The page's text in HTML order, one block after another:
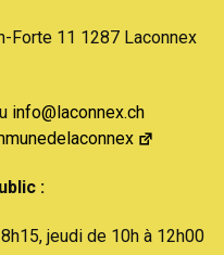
Forte 11 1287 Laconnex
info@laconnex.ch
:
jeudi de 10h à 12h00